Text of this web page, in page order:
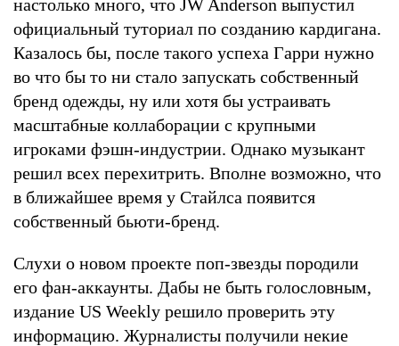
настолько много, что JW Anderson выпустил
официальный туториал по созданию кардигана.
Казалось бы, после такого успеха Гарри нужно
во что бы то ни стало запускать собственный
бренд одежды, ну или хотя бы устраивать
масштабные коллаборации с крупными
игроками фэшн-индустрии. Однако музыкант
решил всех перехитрить. Вполне возможно, что
в ближайшее время у Стайлса появится
собственный бьюти-бренд.
Слухи о новом проекте поп-звезды породили
его фан-аккаунты. Дабы не быть голословным,
издание US Weekly решило проверить эту
информацию. Журналисты получили некие